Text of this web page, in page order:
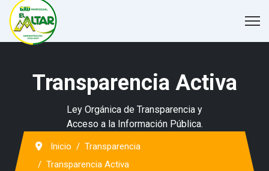
Transparencia Activa
Ley Orgánica de Transparencia y
Acceso a la Información Pública.
Inicio
Transparencia
Transparencia Activa